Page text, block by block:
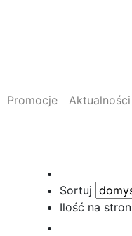
Promocje Aktualności
Sortuj
Ilość na